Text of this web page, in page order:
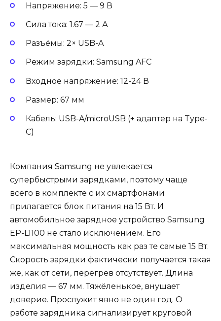
Напряжение: 5 — 9 В
Сила тока: 1.67 — 2 А
Разъёмы: 2× USB-A
Режим зарядки: Samsung AFC
Входное напряжение: 12-24 В
Размер: 67 мм
Кабель: USB-A/microUSB (+ адаптер на Type-
C)
Компания Samsung не увлекается
супербыстрыми зарядками, поэтому чаще
всего в комплекте с их смартфонами
прилагается блок питания на 15 Вт. И
автомобильное зарядное устройство Samsung
EP-L1100 не стало исключением. Его
максимальная мощность как раз те самые 15 Вт.
Скорость зарядки фактически получается такая
же, как от сети, перегрев отсутствует. Длина
изделия — 67 мм. Тяжёленькое, внушает
доверие. Прослужит явно не один год. О
работе зарядника сигнализирует круговой